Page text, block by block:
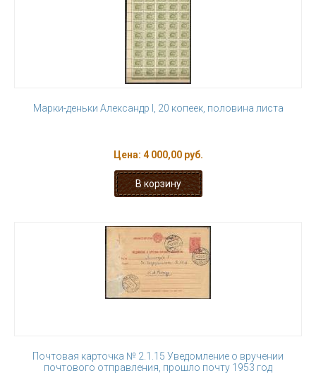
Марки-деньки Александр I, 20 копеек, половина листа
Цена: 4 000,00 руб.
Почтовая карточка № 2.1.15 Уведомление о вручении
почтового отправления, прошло почту 1953 год